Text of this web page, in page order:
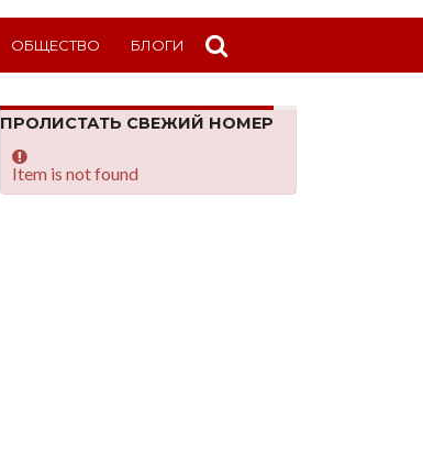
ОБЩЕСТВО БЛОГИ
ПРОЛИСТАТЬ СВЕЖИЙ НОМЕР
Item is not found